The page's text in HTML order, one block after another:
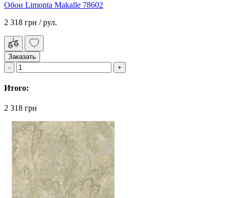
Обои Limonta Makalle 78602
2 318 грн / рул.
Заказать
Итого:
2 318 грн